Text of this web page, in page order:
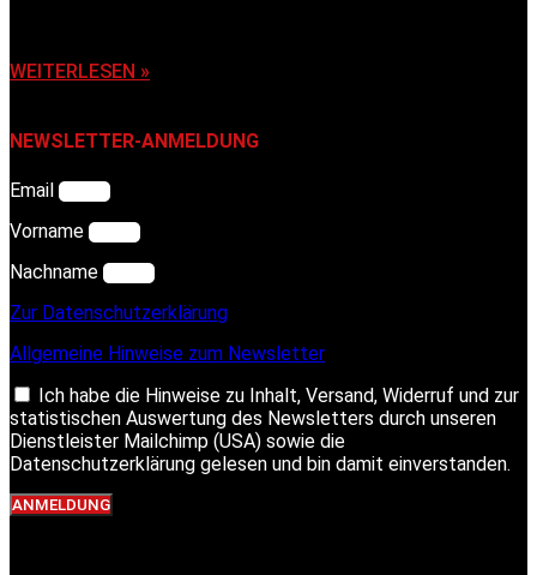
WEITERLESEN »
NEWSLETTER-ANMELDUNG
Email
Vorname
Nachname
Zur Datenschutzerklärung
Allgemeine Hinweise zum Newsletter
Ich habe die Hinweise zu Inhalt, Versand, Widerruf und zur
statistischen Auswertung des Newsletters durch unseren
Dienstleister Mailchimp (USA) sowie die
Datenschutzerklärung gelesen und bin damit einverstanden.
ANMELDUNG